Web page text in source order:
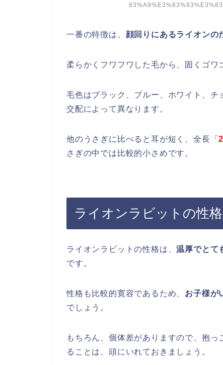
一番の特徴は、 顔回りにあるライオンの
柔らかくフワフワした毛から、固くゴワ
毛色はブラック、ブルー、ホワイト、チ
交配によって異なります。
他のうさぎに比べると耳が短く、全長「
さぎの中では比較的小さめです。
ライオンラビットの性格
ライオンラビットの性格は、温厚でとて
です。
性格も比較的寛容であるため、 お子様が
でしょう。
もちろん、個体差がありますので、抱
ることは、頭にいれておきましょう。